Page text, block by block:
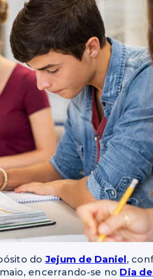
do Jejum de Daniel ,
encerrando-se no Dia